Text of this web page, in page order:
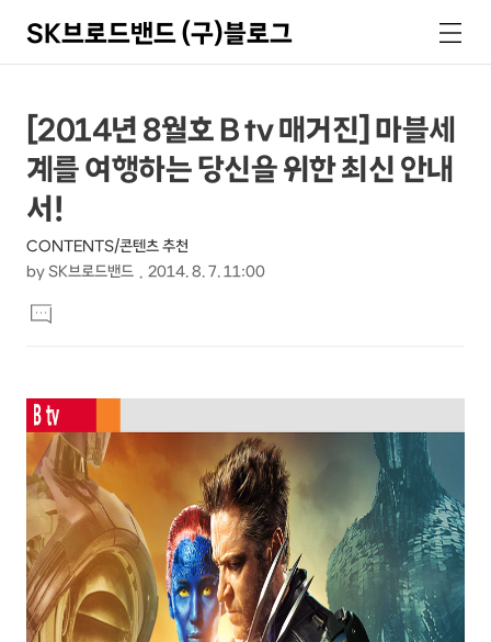
SK브로드밴드 (구)블로그
색
메
뉴
상
세
컨
텐
츠
본
문
제
목
[2014년 8월호 B tv 매거진] 마블세
계를 여행하는 당신을 위한 최신 안내
서!
CONTENTS/콘텐츠 추천
by SK브로드밴드 2014. 8. 7. 11:00
문
댓
글